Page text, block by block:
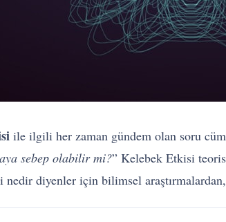
ile ilgili her zaman gündem olan soru
sebep olabilir mi?” Kelebek Etkisi
nedir diyenler için bilimsel